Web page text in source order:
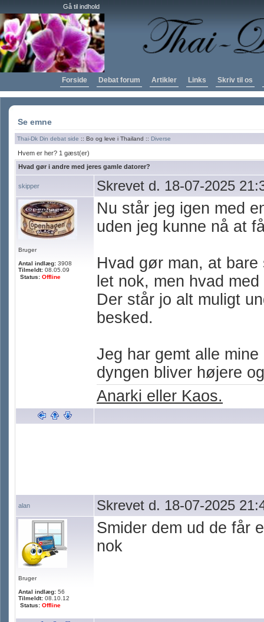
Gå til indhold
Forside Debat forum Artikler Links Skriv til os
Se emne
Thai-Dk Din debat side :: Bo og leve i Thailand :: Diverse
Hvem er her? 1 gæst(er)
Hvad gør i andre med jeres gamle datorer?
skipper Skrevet d. 18-07-2025
Bruger
Antal indlæg: 3908
Tilmeldt: 08.05.09
Status: Offline
Nu står jeg igen med
uden jeg kunne nå at
Hvad gør man, at
let nok, men hvad
Der står jo alt muligt
besked.
Jeg har gemt alle
dyngen bliver højere
Anarki eller Kaos.
alan Skrevet d. 18-07-2025
Bruger
Antal indlæg: 56
Tilmeldt: 08.10.12
Status: Offline
Smider dem ud de får
nok